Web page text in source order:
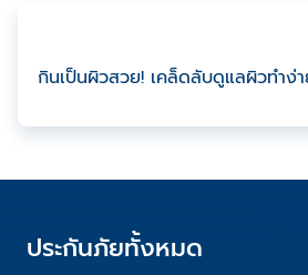
กินเป็นผิวสวย! เคล็ดลับดูแลผิวทำ
ประกันภัยทั้งหมด